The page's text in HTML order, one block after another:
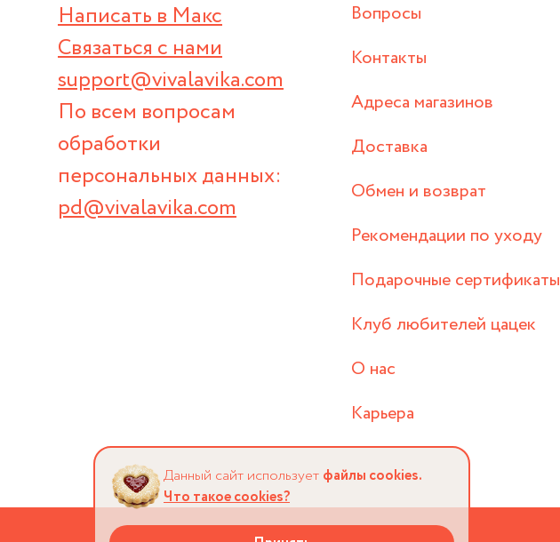
Написать в Макс
Связаться с нами
support@vivalavika.com
По всем вопросам
обработки
персональных данных:
pd@vivalavika.com
Вопросы
Контакты
Адреса магазинов
Доставка
Обмен и возврат
Рекомендации по уходу
Подарочные сертификаты
Клуб любителей цацек
О нас
Карьера
Данный сайт использует файлы cookies.
Что такое cookies?